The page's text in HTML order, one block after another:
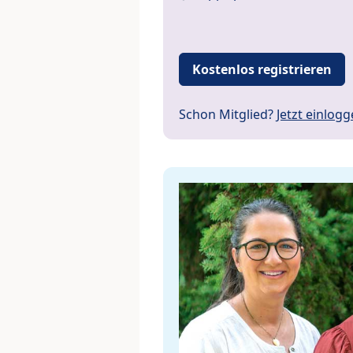
Kostenlos registrieren
Schon Mitglied? Jetzt